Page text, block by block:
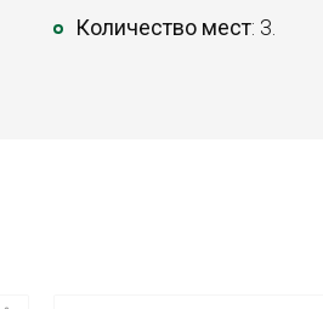
Количество мест: 3.